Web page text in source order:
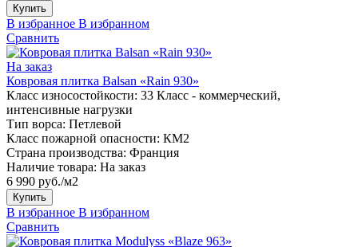
Купить
В избранное В избранном
Сравнить
На заказ
Ковровая плитка Balsan «Rain 930»
Класс износостойкости: 33 Класс - коммерческий,
интенсивные нагрузки
Тип ворса: Петлевой
Класс пожарной опасности: КМ2
Страна производства: Франция
Наличие товара: На заказ
6 990 руб./м2
Купить
В избранное В избранном
Сравнить